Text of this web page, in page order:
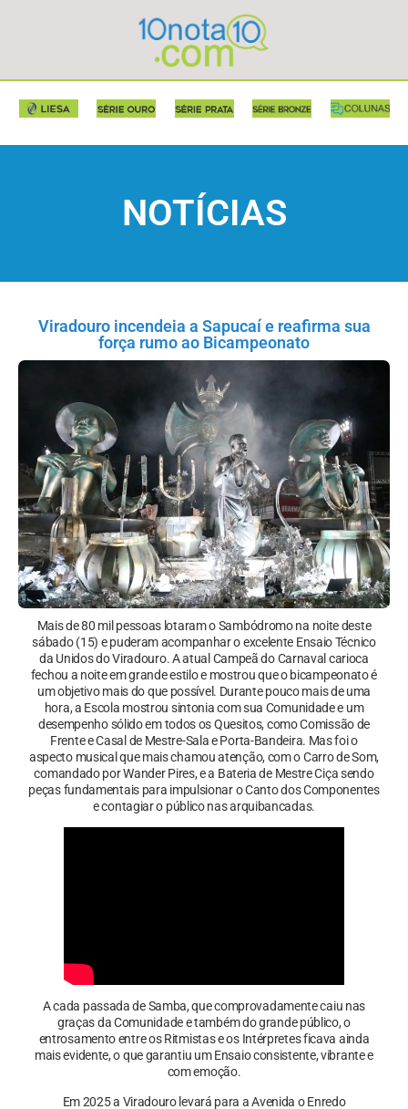
NOTÍCIAS
Viradouro incendeia a Sapucaí e reafirma sua
força rumo ao Bicampeonato
Mais de 80 mil pessoas lotaram o Sambódromo na noite deste
sábado (15) e puderam acompanhar o excelente Ensaio Técnico
da Unidos do Viradouro. A atual Campeã do Carnaval carioca
fechou a noite em grande estilo e mostrou que o bicampeonato é
um objetivo mais do que possível. Durante pouco mais de uma
hora, a Escola mostrou sintonia com sua Comunidade e um
desempenho sólido em todos os Quesitos, como Comissão de
Frente e Casal de Mestre-Sala e Porta-Bandeira. Mas foi o
aspecto musical que mais chamou atenção, com o Carro de Som,
comandado por Wander Pires, e a Bateria de Mestre Ciça sendo
peças fundamentais para impulsionar o Canto dos Componentes
e contagiar o público nas arquibancadas.
A cada passada de Samba, que comprovadamente caiu nas
graças da Comunidade e também do grande público, o
entrosamento entre os Ritmistas e os Intérpretes ficava ainda
mais evidente, o que garantiu um Ensaio consistente, vibrante e
com emoção.
Em 2025 a Viradouro levará para a Avenida o Enredo